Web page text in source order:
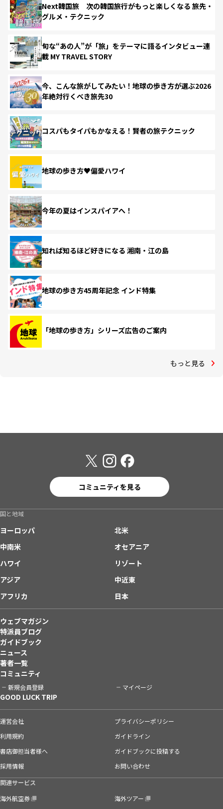
Next韓国旅 次の韓国旅行がもっと楽しくなる 旅先・
グルメ・テクニック
旬な“あの人”が「旅」をテーマに語るインタビュー連
載 MY TRAVEL STORY
今、こんな旅がしてみたい！地球の歩き方が選ぶ2026
年絶対行くべき旅先30
コスパもタイパもかなえる！賢者の旅テクニック
地球の歩き方♥偏愛ハワイ
今年の夏はインスパイアへ！
知れば知るほど好きになる 湘南・江の島
地球の歩き方45周年記念 インド特集
「地球の歩き方」シリーズ広告のご案内
もっと見る
コミュニティを見る
国と地域
ヨーロッパ
北米
中南米
オセアニア
ハワイ
リゾート
アジア
中近東
アフリカ
日本
ウェブマガジン
特派員ブログ
ガイドブック
ニュース
著者一覧
コミュニティ
新規会員登録 マイページ
GOOD LUCK TRIP
運営会社
プライバシーポリシー
利用規約
ガイドライン
書店御担当者様へ
ガイドブックに投稿する
採用情報
お問い合わせ
関連サービス
海外航空券
海外ツアー